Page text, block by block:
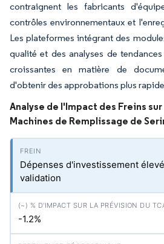
contraignent les fabricants
contrôles environnementaux et
Les plateformes intégrant des
qualité et des analyses de
croissantes en matière de
d'obtenir des approbations plus
Analyse de l'Impact des Freins
Machines de Remplissage de
Dépenses d'investissement
validation
-1.2%